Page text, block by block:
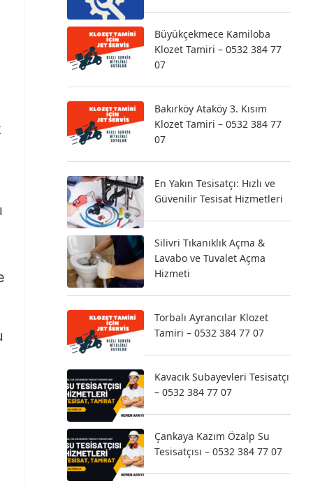
Büyükçekmece Kamiloba
Klozet Tamiri – 0532 384 77
07
Bakırköy Ataköy 3. Kısım
Klozet Tamiri – 0532 384 77
07
En Yakın Tesisatçı: Hızlı ve
Güvenilir Tesisat Hizmetleri
Silivri Tıkanıklık Açma &
Lavabo ve Tuvalet Açma
Hizmeti
Torbalı Ayrancılar Klozet
Tamiri – 0532 384 77 07
Kavacık Subayevleri Tesisatçı
– 0532 384 77 07
Çankaya Kazım Özalp Su
Tesisatçısı – 0532 384 77 07